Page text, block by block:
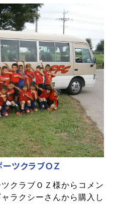
ツクラブＯＺ
クラブＯＺ様からコメン
ラクシーさんから購入し